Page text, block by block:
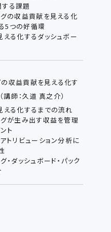
する課題
の収益貢献を見える化
5つの好循環
る化するダッシュボー
収益貢献を見える化す
講師：久道 真之介）
る化するまでの流れ
が生み出す収益を管理
ト
トリビューション分析に
・ダッシュボード・パック